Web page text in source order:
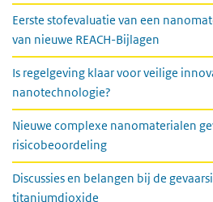
Eerste stofevaluatie van een
van nieuwe REACH-Bijlagen
Is regelgeving klaar voor veilige
nanotechnologie?
Nieuwe complexe nanomaterialen
risicobeoordeling
Discussies en belangen bij de
titaniumdioxide